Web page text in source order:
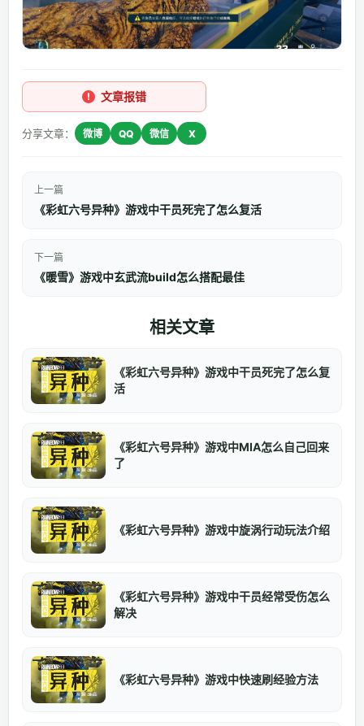
文章报错
分享文章： 微博 QQ 微信 X
上一篇
《彩虹六号异种》游戏中干员死完了怎么复活
下一篇
《暖雪》游戏中玄武流build怎么搭配最佳
相关文章
《彩虹六号异种》游戏中干员死完了怎么复
活
《彩虹六号异种》游戏中MIA怎么自己回来
了
《彩虹六号异种》游戏中旋涡行动玩法介绍
《彩虹六号异种》游戏中干员经常受伤怎么
解决
《彩虹六号异种》游戏中快速刷经验方法